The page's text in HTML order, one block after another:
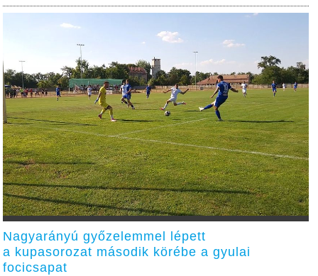
Nagyarányú győzelemmel lépett
a kupasorozat második körébe a gyulai
focicsapat